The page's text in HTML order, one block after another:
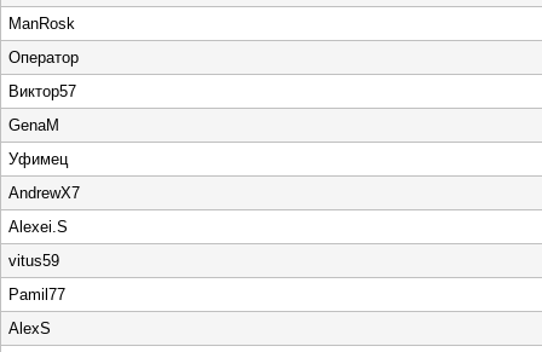
ManRosk
Оператор
Виктор57
GenaM
Уфимец
AndrewX7
Alexei.S
vitus59
Pamil77
AlexS